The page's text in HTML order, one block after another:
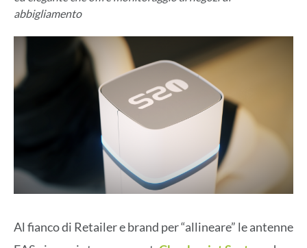
abbigliamento
Al fianco di Retailer e brand per “allineare” le antenne